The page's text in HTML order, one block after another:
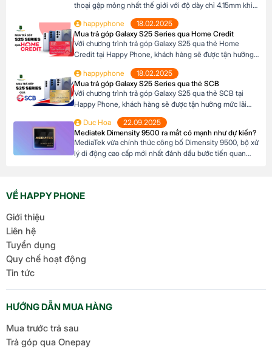
thoại gập mỏng nhất thế giới với độ dày chỉ 4.15mm khi
mở và 8.8mm khi gập (phiên bản Trắng Ngà). Với trọng
lượng 217g, pin dung lượng lớn 6100mAh và công nghệ
AI tiên tiến, Honor Magic V5 định nghĩa lại chuẩn mực
flagship […]
happyphone
18.02.2025
Mua trả góp Galaxy S25 Series qua Home Credit
Với chương trình trả góp Galaxy S25 qua thẻ Home
Credit tại Happy Phone, khách hàng sẽ được tận hưởng
linh hoạt lựa chọn kỳ hạn trả góp từ 3 đến 12 tháng, phù
hợp với khả năng tài chính của mình. […]
happyphone
18.02.2025
Mua trả góp Galaxy S25 Series qua thẻ SCB
Với chương trình trả góp Galaxy S25 qua thẻ SCB tại
Happy Phone, khách hàng sẽ được tận hưởng mức lãi
lựa chọn kỳ hạn trả góp từ 3 đến 12 tháng, phù hợp với
khả năng tài chính của mình. Mục […]
Duc Hoa
22.09.2025
Mediatek Dimensity 9500 ra mắt có mạnh như dự kiến?
MediaTek vừa chính thức công bố Dimensity 9500, bộ xử
lý di động cao cấp mới nhất đánh dấu bước tiến quan
VỀ HAPPY PHONE
Giới thiệu
Liên hệ
Tuyển dụng
Quy chế hoạt động
Tin tức
HƯỚNG DẪN MUA HÀNG
Mua trước trả sau
Trả góp qua Onepay